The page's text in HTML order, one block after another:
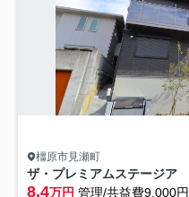
橿原市見瀬町
ザ・プレミアムステージア
8.4万円 管理/共益費9,000円